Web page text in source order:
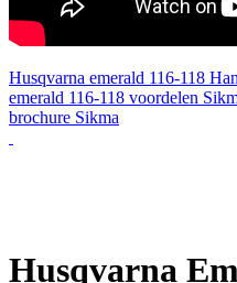
Husqvarna emerald 116-118
emerald 116-118 voordelen
brochure Sikma
Husqvarna